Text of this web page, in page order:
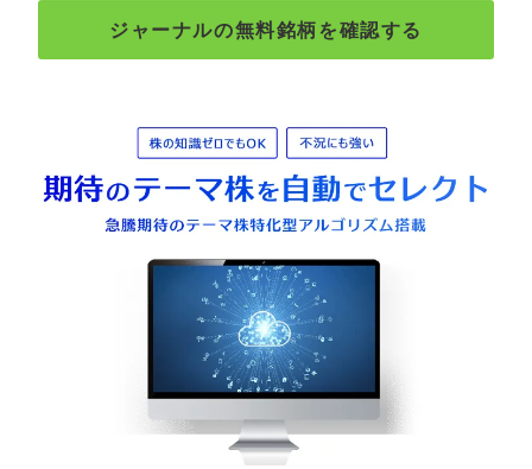
ジャーナルの無料銘柄を確認する